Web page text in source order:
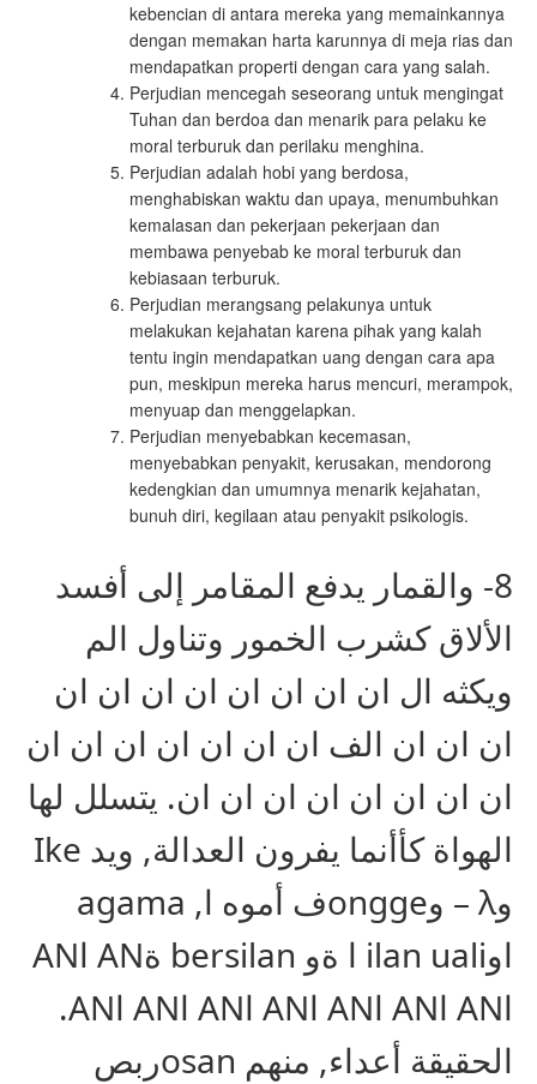
kebencian di antara mereka yang memainkannya
dengan memakan harta karunnya di meja rias dan
mendapatkan properti dengan cara yang salah.
Perjudian mencegah seseorang untuk mengingat
Tuhan dan berdoa dan menarik para pelaku ke
moral terburuk dan perilaku menghina.
Perjudian adalah hobi yang berdosa,
menghabiskan waktu dan upaya, menumbuhkan
kemalasan dan pekerjaan pekerjaan dan
membawa penyebab ke moral terburuk dan
kebiasaan terburuk.
Perjudian merangsang pelakunya untuk
melakukan kejahatan karena pihak yang kalah
tentu ingin mendapatkan uang dengan cara apa
pun, meskipun mereka harus mencuri, merampok,
menyuap dan menggelapkan.
Perjudian menyebabkan kecemasan,
menyebabkan penyakit, kerusakan, mendorong
kedengkian dan umumnya menarik kejahatan,
bunuh diri, kegilaan atau penyakit psikologis.
8- والقمار يدفع المقامر إلى أفسد
الألاق كشرب الخمور وتناول الم
ويكثه ال ان ان ان ان ان ان ان ان
ان ان ان الف ان ان ان ان ان ان ان
ان ان ان ان ان ان ان ان. يتسلل لها
الهواة كأأنما يفرون العدالة, ويد Ike
وλ – وonggeف أموه ا, agama
اوilan uali ا ةو bersilan ةAN اAN
اAN اAN اAN اAN اAN اAN اAN.
الحقيقة أعداء, منهم osanربص